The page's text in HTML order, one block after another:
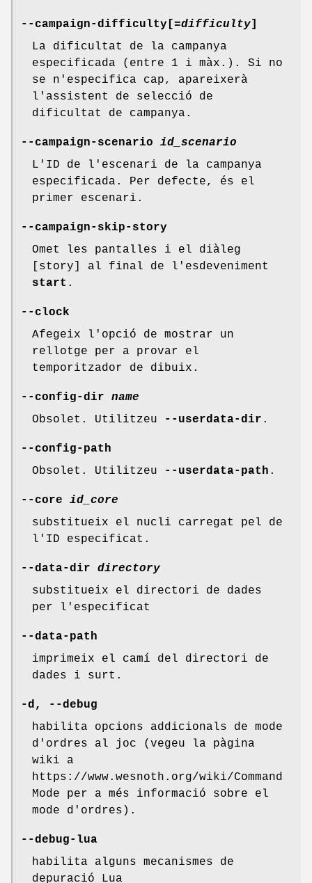
--campaign-difficulty[ =difficulty
La dificultat de la campanya
especificada (entre 1 i màx.). Si no
se n'especifica cap, apareixerà
l'assistent de selecció de
dificultat de campanya.
--campaign-scenario id_scenario
L'ID de l'escenari de la campanya
especificada. Per defecte, és el
primer escenari.
--campaign-skip-story
Omet les pantalles i el diàleg
[story] al final de l'esdeveniment
start .
--clock
Afegeix l'opció de mostrar un
rellotge per a provar el
temporitzador de dibuix.
--config-dir name
Obsolet. Utilitzeu
--userdata-dir .
--config-path
Obsolet. Utilitzeu
--userdata-path .
--core id_core
substitueix el nucli carregat pel de
l'ID especificat.
--data-dir directory
substitueix el directori de dades
per l'especificat
--data-path
imprimeix el camí del directori de
dades i surt.
-d, --debug
habilita opcions addicionals de mode
d'ordres al joc (vegeu la pàgina
wiki a
https://www.wesnoth.org/wiki/Command
Mode per a més informació sobre el
mode d'ordres).
--debug-lua
habilita alguns mecanismes de
depuració Lua